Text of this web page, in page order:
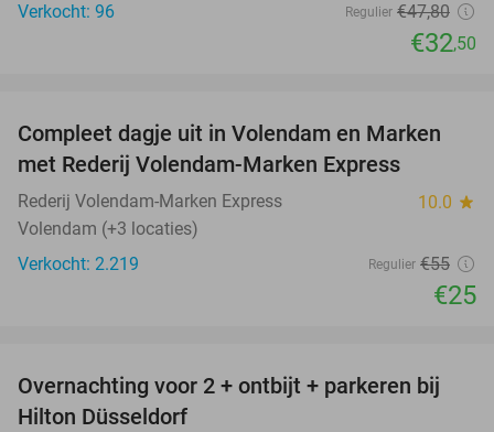
Verkocht: 96
Regulier €47,80
€32,50
55%
Compleet dagje uit in Volendam en Marken
met Rederij Volendam-Marken Express
Rederij Volendam-Marken Express 10.0 star
Volendam (+3 locaties)
Verkocht: 2.219
Regulier €55
€25
63%
Overnachting voor 2 + ontbijt + parkeren bij
Hilton Düsseldorf